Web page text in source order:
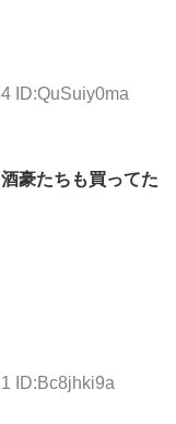
ID:QuSuiy0ma
豪たちも買ってた
ID:Bc8jhki9a